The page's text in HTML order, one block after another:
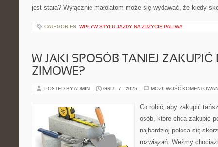
jest stara? Wyłącznie małolatom może się wydawać, że kiedy
CATEGORIES: WPŁYW STYLU JAZDY NA ZUŻYCIE PALIWA
W JAKI SPOSÓB TANIEJ ZAKUPIĆ
ZIMOWE?
POSTED BY ADMIN GRU - 7 - 2025 MOŻLIWOŚĆ
Co robić, aby zakupić
osób, które chcą zakupić
najbardziej poleca się
rozwiązań. Weźmy